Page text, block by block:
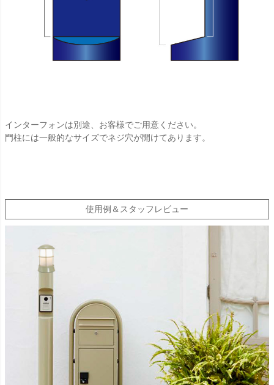
インターフォンは別途、お客様でご用意ください。
門柱には一般的なサイズでネジ穴が開けてあります。
使用例＆スタッフレビュー